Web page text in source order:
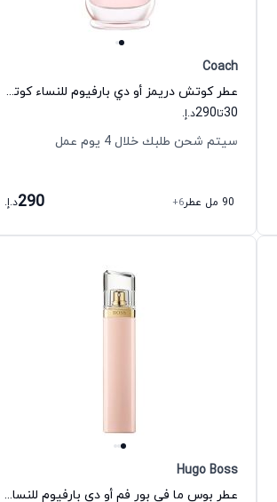
Coach
عطر كوتش دريمز أو دي بارفيوم للنساء كوتش
30تا290د.إ.
سيتم شحن طلبك خلال 4 يوم عمل
90 مل عطر +6
290د.إ.
Hugo Boss
عطر بوس ما في بور فم أو دي بارفيوم للنساء هوغو بوس